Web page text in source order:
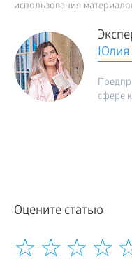
использования
Юлия
сфере
Оцените статью